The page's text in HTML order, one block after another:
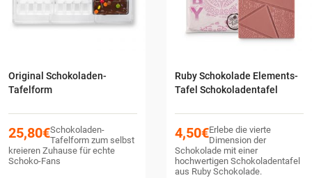
Original Schokoladen-
Tafelform
25,80€Schokoladen-
Tafelform zum selbst
kreieren Zuhause für echte
Schoko-Fans
Ruby Schokolade Elements-
Tafel Schokoladentafel
4,50€Erlebe die vierte
Dimension der
Schokolade mit einer
hochwertigen Schokoladentafel
aus Ruby Schokolade.